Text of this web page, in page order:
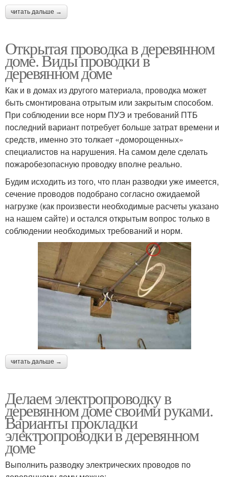
читать дальше →
Открытая проводка в деревянном
доме. Виды проводки в
деревянном доме
Как и в домах из другого материала, проводка может
быть смонтирована отрытым или закрытым способом.
При соблюдении все норм ПУЭ и требований ПТБ
последний вариант потребует больше затрат времени и
средств, именно это толкает «доморощенных»
специалистов на нарушения. На самом деле сделать
пожаробезопасную проводку вполне реально.
Будим исходить из того, что план разводки уже имеется,
сечение проводов подобрано согласно ожидаемой
нагрузке (как произвести необходимые расчеты указано
на нашем сайте) и остался открытым вопрос только в
соблюдении необходимых требований и норм.
читать дальше →
Делаем электропроводку в
деревянном доме своими руками.
Варианты прокладки
электропроводки в деревянном
доме
Выполнить разводку электрических проводов по